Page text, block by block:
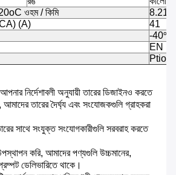
ওহম / কিমি
8.21
(A)
41
-40℃
EN
নির্দেশাবলী অনুযায়ী তারের ডিজাইনও করতে
তারের দৈর্ঘ্য এবং সংযোজকগুলি গ্রাহকরা
সাথে সংযুক্ত সংযোগকারীগুলি সরবরাহ করতে
করি, আমাদের পণ্যগুলি উচ্চমানের,
ডেলিভারিতে থাকে।